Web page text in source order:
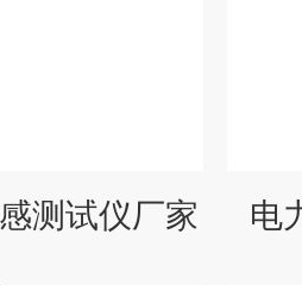
测试仪厂家 电